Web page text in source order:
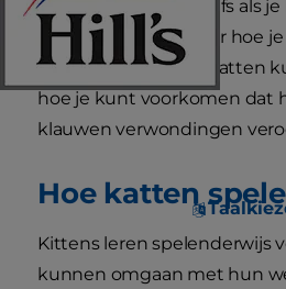
gevaarlijk worden, zelfs als
kwaad bewust is. Leer hoe
soorten agressie bij katten
hoe je kunt voorkomen dat
klauwen verwondingen
Hoe katten
Kittens leren spelenderwijs
kunnen omgaan met hun